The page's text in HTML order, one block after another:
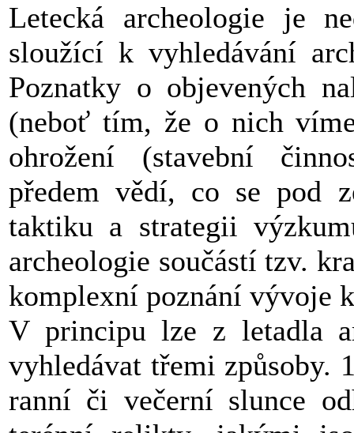
Letecká archeologie je
sloužící k vyhledávání
Poznatky o objevených
(neboť tím, že o nich
ohrožení (stavební
předem vědí, co se pod
taktiku a strategii
archeologie součástí tzv.
komplexní poznání vývoje
V principu lze z letadla
vyhledávat třemi způsoby.
ranní či večerní slunce